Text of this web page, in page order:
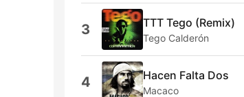
3 TTT Tego (Remix)
Tego Calderón
4 Hacen Falta Dos
Macaco